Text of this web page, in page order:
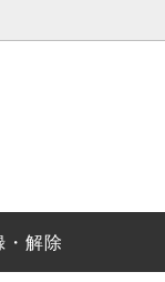
・解除